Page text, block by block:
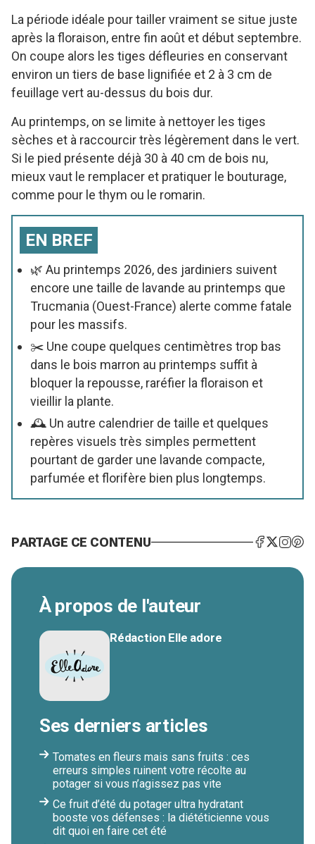
La période idéale pour tailler vraiment se situe juste
après la floraison, entre fin août et début septembre.
On coupe alors les tiges défleuries en conservant
environ un tiers de base lignifiée et 2 à 3 cm de
feuillage vert au-dessus du bois dur.
Au printemps, on se limite à nettoyer les tiges
sèches et à raccourcir très légèrement dans le vert.
Si le pied présente déjà 30 à 40 cm de bois nu,
mieux vaut le remplacer et pratiquer le bouturage,
comme pour le thym ou le romarin.
EN BREF
🌿 Au printemps 2026, des jardiniers suivent
encore une taille de lavande au printemps que
Trucmania (Ouest-France) alerte comme fatale
pour les massifs.
✂️ Une coupe quelques centimètres trop bas
dans le bois marron au printemps suffit à
bloquer la repousse, raréfier la floraison et
vieillir la plante.
🕰️ Un autre calendrier de taille et quelques
repères visuels très simples permettent
pourtant de garder une lavande compacte,
parfumée et florifère bien plus longtemps.
PARTAGE CE CONTENU
À propos de l'auteur
Rédaction Elle adore
Ses derniers articles
Tomates en fleurs mais sans fruits : ces
erreurs simples ruinent votre récolte au
potager si vous n’agissez pas vite
Ce fruit d’été du potager ultra hydratant
booste vos défenses : la diététicienne vous
dit quoi en faire cet été